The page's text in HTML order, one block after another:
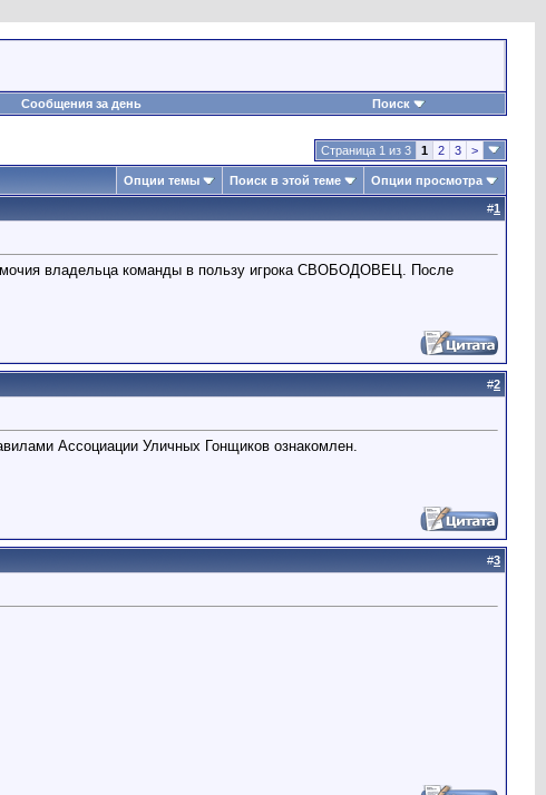
Сообщения за день Поиск
Страница 1 из 3 1 2 3 >
Опции темы Поиск в этой теме Опции просмотра
#1
владельца команды в пользу игрока СВОБОДОВЕЦ. После
#2
Ассоциации Уличных Гонщиков ознакомлен.
#3